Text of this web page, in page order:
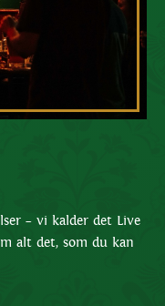
– vi kalder det Live
alt det, som du kan